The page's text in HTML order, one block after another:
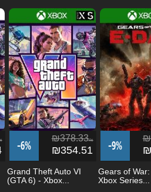
-6%
₪378.33ils
₪354.51
Grand Theft Auto VI
(GTA 6) - Xbox...
אזל
מהמלאי
-9%
Gears of War:
Xbox Series...
הזמן